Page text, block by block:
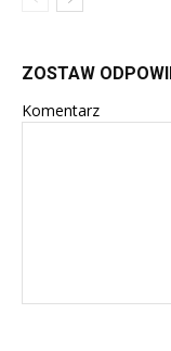
ZOSTAW
Komentarz